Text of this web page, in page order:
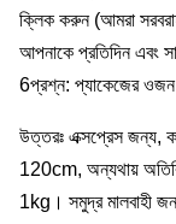
ক্লিক করুন (আমরা
আপনাকে প্রতিদিন এবং
6প্রশ্ন: প্যাকেজের ওজন
উত্তরঃ এক্সপ্রেস জন্য,
120cm, অন্যথায়
1kg। সমুদ্র মালবাহী